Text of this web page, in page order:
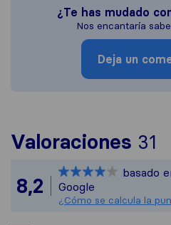
¿Te has mudado
Nos encantaría
Deja un
Valoraciones 31
8,2
basado
Google
¿Cómo se calcula la